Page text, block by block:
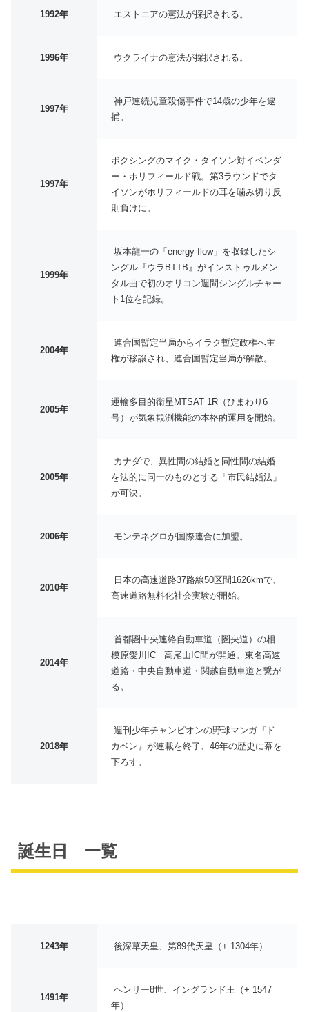
1992年 エストニアの憲法が採択される。
1996年 ウクライナの憲法が採択される。
1997年
神戸連続児童殺傷事件で14歳の少年を逮
捕。
1997年
ボクシングのマイク・タイソン対イベンダ
ー・ホリフィールド戦。第3ラウンドでタ
イソンがホリフィールドの耳を噛み切り反
則負けに。
1999年
坂本龍一の「energy flow」を収録したシ
ングル『ウラBTTB』がインストゥルメン
タル曲で初のオリコン週間シングルチャー
ト1位を記録。
2004年
連合国暫定当局からイラク暫定政権へ主
権が移譲され、連合国暫定当局が解散。
2005年
運輸多目的衛星MTSAT 1R（ひまわり6
号）が気象観測機能の本格的運用を開始。
2005年
カナダで、異性間の結婚と同性間の結婚
を法的に同一のものとする「市民結婚法」
が可決。
2006年 モンテネグロが国際連合に加盟。
2010年
日本の高速道路37路線50区間1626kmで、
高速道路無料化社会実験が開始。
2014年
首都圏中央連絡自動車道（圏央道）の相
模原愛川IC 高尾山IC間が開通。東名高速
道路・中央自動車道・関越自動車道と繋が
る。
2018年
週刊少年チャンピオンの野球マンガ『ド
カベン』が連載を終了、46年の歴史に幕を
下ろす。
誕生日 一覧
1243年 後深草天皇、第89代天皇（+ 1304年）
1491年
ヘンリー8世、イングランド王（+ 1547
年）